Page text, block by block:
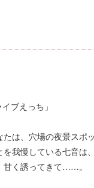
ブえっち」
は、穴場の夜景スポ
我慢している七音は
甘く誘ってきて……。